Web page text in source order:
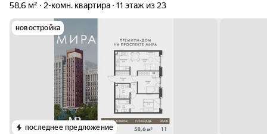
58,6 м²
2-комн. квартира 11 этаж из 23
новостройка
последнее предложение